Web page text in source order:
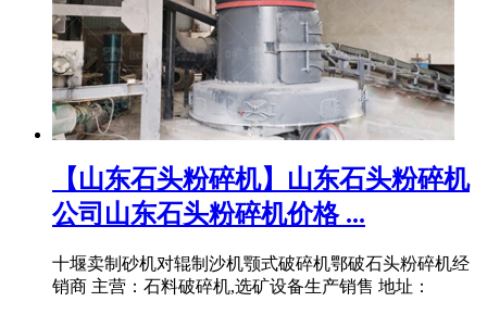
【山东石头粉碎机】山东石头粉碎机
公司山东石头粉碎机价格 ...
十堰卖制砂机对辊制沙机颚式破碎机鄂破石头粉碎机经
销商 主营：石料破碎机,选矿设备生产销售 地址：